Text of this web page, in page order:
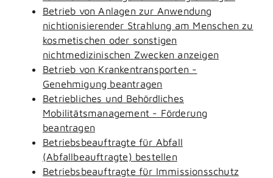
Betrieb von Anlagen zur Anwendung
nichtionisierender Strahlung am Menschen zu
kosmetischen oder sonstigen
nichtmedizinischen Zwecken anzeigen
Betrieb von Krankentransporten -
Genehmigung beantragen
Betriebliches und Behördliches
Mobilitätsmanagement - Förderung
beantragen
Betriebsbeauftragte für Abfall
(Abfallbeauftragte) bestellen
Betriebsbeauftragte für Immissionsschutz